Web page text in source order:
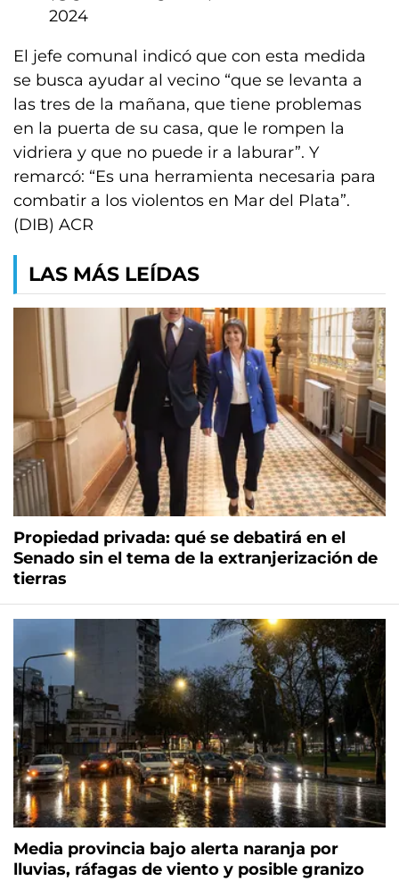
2024
El jefe comunal indicó que con esta medida
se busca ayudar al vecino “que se levanta a
las tres de la mañana, que tiene problemas
en la puerta de su casa, que le rompen la
vidriera y que no puede ir a laburar”. Y
remarcó: “Es una herramienta necesaria para
combatir a los violentos en Mar del Plata”.
(DIB) ACR
LAS MÁS LEÍDAS
Propiedad privada: qué se debatirá en el
Senado sin el tema de la extranjerización de
tierras
Media provincia bajo alerta naranja por
lluvias, ráfagas de viento y posible granizo